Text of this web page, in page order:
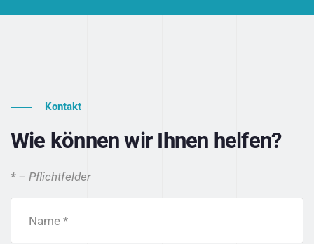
Kontakt
Wie können wir Ihnen helfen?
* – Pflichtfelder
Name *